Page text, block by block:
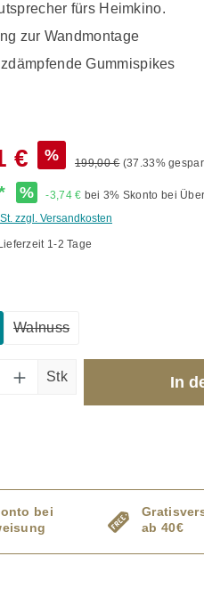
fürs Heimkino.
zur Wandmontage
Gummispikes
€ % 199,00 € (37.33%
% -3,74 € bei 3% Skonto bei
zzgl. Versandkosten
1-2 Tage
Walnuss
Anzahl: Gib den
Stk In
bei
ab 40€